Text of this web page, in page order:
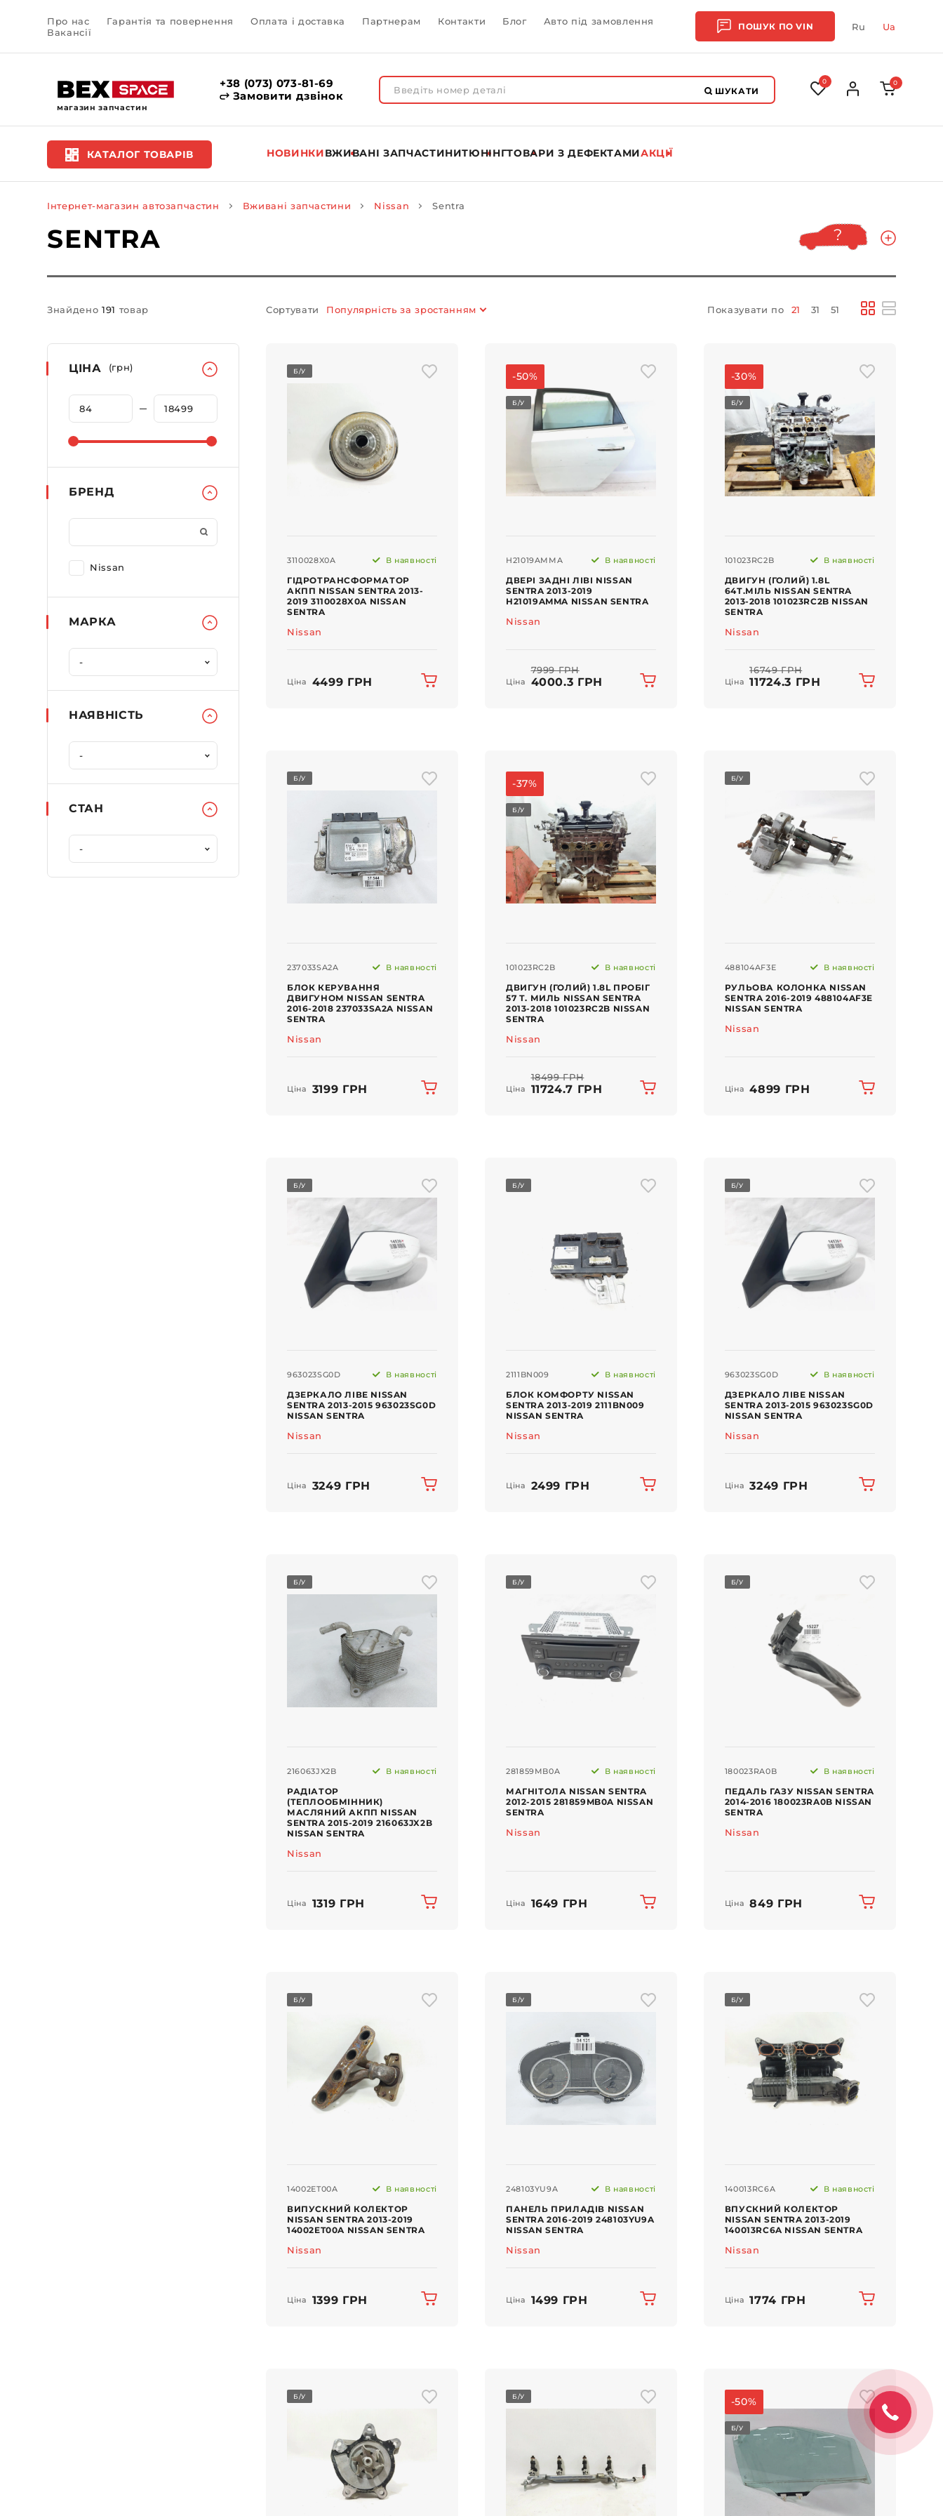
Про нас Гарантія та повернення Оплата і доставка Партнерам Контакти Блог
Авто під замовлення
Вакансії
ПОШУК ПОVIN Ru Ua
магазин запчастин
+38 (073) 073-81-69
Замовити дзвінок
ШУКАТИ
0 0
КАТАЛОГ ТОВАРІВ НОВИНКИВЖИВАНІ ЗАПЧАСТИНИТЮНІНГТОВАРИ З ДЕФЕКТАМИАКЦІЇ
Інтернет-магазин автозапчастин Вживані запчастини Nissan Sentra
SENTRA
Знайдено191 товар Сортувати Популярність за зростанням Показувати по 21 31 51
ЦІНА (грн)
БРЕНД
Nissan
МАРКА
НАЯВНІСТЬ
СТАН
Б/У
3110028X0A В наявності
ГІДРОТРАНСФОРМАТОР
АКПП NISSAN SENTRA 2013-
2019 3110028X0A NISSAN
SENTRA
Nissan
Ціна 4499 ГРН
-50%
Б/У
H21019AMMA В наявності
ДВЕРІ ЗАДНІ ЛІВІ NISSAN
SENTRA 2013-2019
H21019AMMA NISSAN SENTRA
Nissan
Ціна
7999 ГРН
4000.3 ГРН
-30%
Б/У
101023RC2B В наявності
ДВИГУН (ГОЛИЙ) 1.8L
64Т.МІЛЬ NISSAN SENTRA
2013-2018 101023RC2B NISSAN
SENTRA
Nissan
Ціна
16749 ГРН
11724.3 ГРН
Б/У
237033SA2A В наявності
БЛОК КЕРУВАННЯ
ДВИГУНОМ NISSAN SENTRA
2016-2018 237033SA2A NISSAN
SENTRA
Nissan
Ціна 3199 ГРН
-37%
Б/У
101023RC2B В наявності
ДВИГУН (ГОЛИЙ) 1.8L ПРОБІГ
57 Т. МИЛЬ NISSAN SENTRA
2013-2018 101023RC2B NISSAN
SENTRA
Nissan
Ціна
18499 ГРН
11724.7 ГРН
Б/У
488104AF3E В наявності
РУЛЬОВА КОЛОНКА NISSAN
SENTRA 2016-2019 488104AF3E
NISSAN SENTRA
Nissan
Ціна 4899 ГРН
Б/У
963023SG0D В наявності
ДЗЕРКАЛО ЛІВЕ NISSAN
SENTRA 2013-2015 963023SG0D
NISSAN SENTRA
Nissan
Ціна 3249 ГРН
Б/У
2111BN009 В наявності
БЛОК КОМФОРТУ NISSAN
SENTRA 2013-2019 2111BN009
NISSAN SENTRA
Nissan
Ціна 2499 ГРН
Б/У
963023SG0D В наявності
ДЗЕРКАЛО ЛІВЕ NISSAN
SENTRA 2013-2015 963023SG0D
NISSAN SENTRA
Nissan
Ціна 3249 ГРН
Б/У
216063JX2B В наявності
РАДІАТОР
(ТЕПЛООБМІННИК)
МАСЛЯНИЙ АКПП NISSAN
SENTRA 2015-2019 216063JX2B
NISSAN SENTRA
Nissan
Ціна 1319 ГРН
Б/У
281859MB0A В наявності
МАГНІТОЛА NISSAN SENTRA
2012-2015 281859MB0A NISSAN
SENTRA
Nissan
Ціна 1649 ГРН
Б/У
180023RA0B В наявності
ПЕДАЛЬ ГАЗУ NISSAN SENTRA
2014-2016 180023RA0B NISSAN
SENTRA
Nissan
Ціна 849 ГРН
Б/У
14002ET00A В наявності
ВИПУСКНИЙ КОЛЕКТОР
NISSAN SENTRA 2013-2019
14002ET00A NISSAN SENTRA
Nissan
Ціна 1399 ГРН
Б/У
248103YU9A В наявності
ПАНЕЛЬ ПРИЛАДІВ NISSAN
SENTRA 2016-2019 248103YU9A
NISSAN SENTRA
Nissan
Ціна 1499 ГРН
Б/У
140013RC6A В наявності
ВПУСКНИЙ КОЛЕКТОР
NISSAN SENTRA 2013-2019
140013RC6A NISSAN SENTRA
Nissan
Ціна 1774 ГРН
Б/У Б/У -50%
Б/У